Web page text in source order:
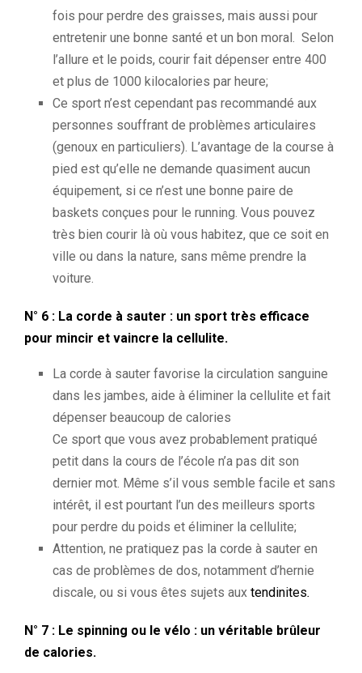
fois pour perdre des graisses, mais aussi pour
entretenir une bonne santé et un bon moral. Selon
l’allure et le poids, courir fait dépenser entre 400
et plus de 1000 kilocalories par heure;
Ce sport n’est cependant pas recommandé aux
personnes souffrant de problèmes articulaires
(genoux en particuliers). L’avantage de la course à
pied est qu’elle ne demande quasiment aucun
équipement, si ce n’est une bonne paire de
baskets conçues pour le running. Vous pouvez
très bien courir là où vous habitez, que ce soit en
ville ou dans la nature, sans même prendre la
voiture.
N° 6 : La corde à sauter : un sport très efficace
pour mincir et vaincre la cellulite.
La corde à sauter favorise la circulation sanguine
dans les jambes, aide à éliminer la cellulite et fait
dépenser beaucoup de calories
Ce sport que vous avez probablement pratiqué
petit dans la cours de l’école n’a pas dit son
dernier mot. Même s’il vous semble facile et sans
intérêt, il est pourtant l’un des meilleurs sports
pour perdre du poids et éliminer la cellulite;
Attention, ne pratiquez pas la corde à sauter en
cas de problèmes de dos, notamment d’hernie
discale, ou si vous êtes sujets aux tendinites.
N° 7 : Le spinning ou le vélo : un véritable brûleur
de calories.